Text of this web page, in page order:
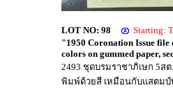
LOT NO: 98
Starting:
"1950 Coronation Issue file
colors on gummed paper,
2493 ชุดบรมราชาภิเษก 5ส
พิมพ์ด้วยสี เหมือนกับแสตมป์